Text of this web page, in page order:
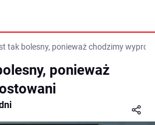
tak bolesny, ponieważ chodzimy
ponieważ